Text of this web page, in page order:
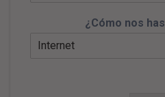
¿Cómo nos